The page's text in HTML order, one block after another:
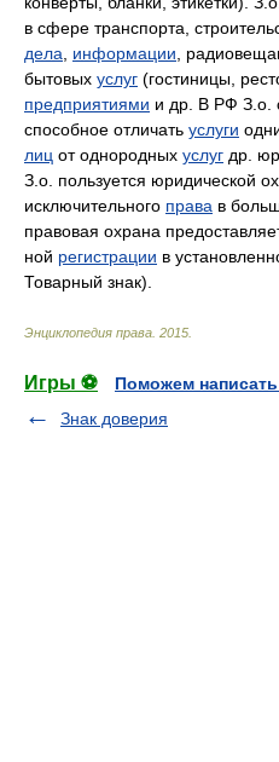
в сфере транспорта,
дела
информации ,
бытовых услуг (гостиницы,
предприятиями и др. В РФ З.о.
способное отличать услуги
лиц от однородных услуг др.
З.о. пользуется юридической
исключительного права в
правовая охрана
ной регистрации в
Товарный знак).
Энциклопедия права 2015
Игры ⚽
Поможем
Знак доверия